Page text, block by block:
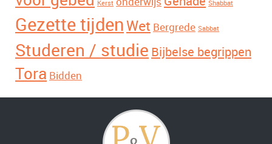
Kerst Shabbat
Gezette tijdenWet Bergrede Sabbat
Studeren / studie Bijbelse begrippen
Tora Bidden